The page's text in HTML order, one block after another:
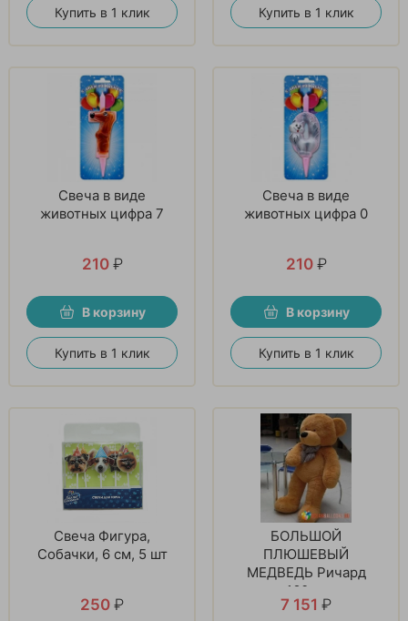
Купить в 1 клик Купить в 1 клик
Свеча в виде
животных цифра 7
210 ₽
В корзину
Купить в 1 клик
Свеча в виде
животных цифра 0
210 ₽
В корзину
Купить в 1 клик
Свеча Фигура,
Собачки, 6 см, 5 шт
250 ₽
БОЛЬШОЙ
ПЛЮШЕВЫЙ
МЕДВЕДЬ Ричард
160см
7 151 ₽